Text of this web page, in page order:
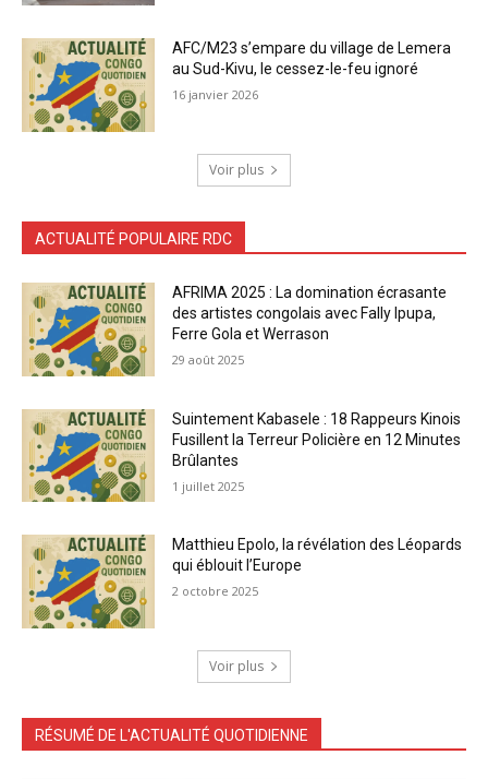
AFC/M23 s’empare du village de Lemera
au Sud-Kivu, le cessez-le-feu ignoré
16 janvier 2026
Voir plus
ACTUALITÉ POPULAIRE RDC
AFRIMA 2025 : La domination écrasante
des artistes congolais avec Fally Ipupa,
Ferre Gola et Werrason
29 août 2025
Suintement Kabasele : 18 Rappeurs Kinois
Fusillent la Terreur Policière en 12 Minutes
Brûlantes
1 juillet 2025
Matthieu Epolo, la révélation des Léopards
qui éblouit l’Europe
2 octobre 2025
Voir plus
RÉSUMÉ DE L'ACTUALITÉ QUOTIDIENNE